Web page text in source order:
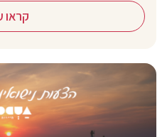
קראו